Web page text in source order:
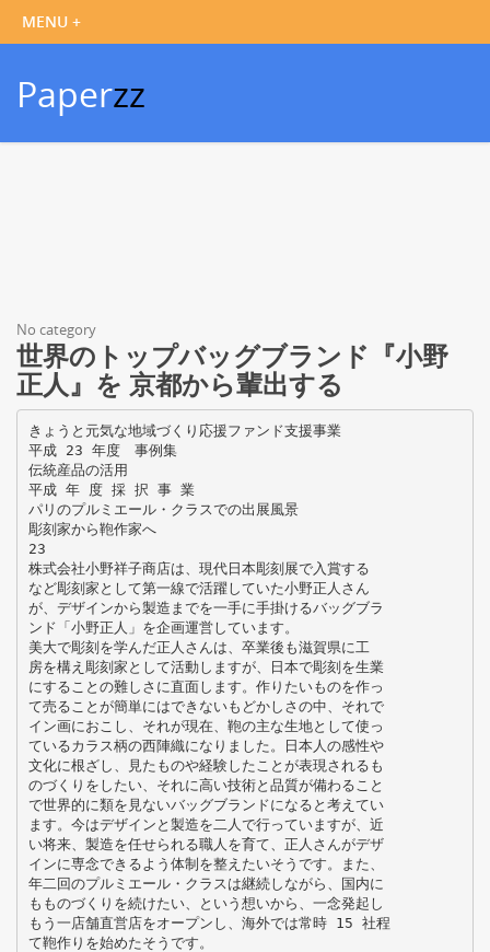
Paperzz
No category
世界のトップバッグブランド『小野
正人』を 京都から輩出する
きょうと元気な地域づくり応援ファンド支援事業
平成 23 年度 事例集
伝統産品の活用
平成 年 度 採 択 事 業
パリのプルミエール・クラスでの出展風景
彫刻家から鞄作家へ
23
株式会社小野祥子商店は、現代日本彫刻展で入賞する
など彫刻家として第一線で活躍していた小野正人さん
が、デザインから製造までを一手に手掛けるバッグブラ
ンド「小野正人」を企画運営しています。
美大で彫刻を学んだ正人さんは、卒業後も滋賀県に工
房を構え彫刻家として活動しますが、日本で彫刻を生業
にすることの難しさに直面します。作りたいものを作っ
て売ることが簡単にはできないもどかしさの中、それで
イン画におこし、それが現在、鞄の主な生地として使っ
ているカラス柄の西陣織になりました。日本人の感性や
文化に根ざし、見たものや経験したことが表現されるも
のづくりをしたい、それに高い技術と品質が備わること
で世界的に類を見ないバッグブランドになると考えてい
ます。今はデザインと製造を二人で行っていますが、近
い将来、製造を任せられる職人を育て、正人さんがデザ
インに専念できるよう体制を整えたいそうです。また、
年二回のプルミエール・クラスは継続しながら、国内に
もものづくりを続けたい、という想いから、一念発起し
もう一店舗直営店をオープンし、海外では常時 15 社程
て鞄作りを始めたそうです。